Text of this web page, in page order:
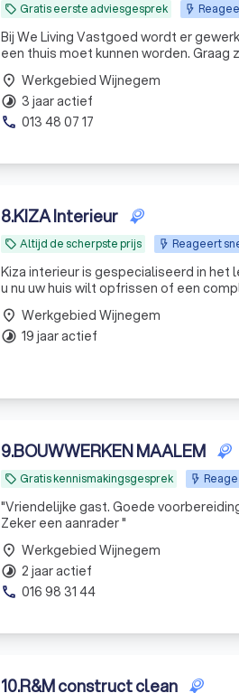
local_offer Gratis eerste adviesgesprek
Bij We Living Vastgoed wordt er
een thuis moet kunnen worden.
en staan wij onze klanten bij waar
place Werkgebied Wijnegem
timelapse 3 jaar actief
phone 013 48 07 17
8.KIZA Interieur
local_offer Altijd de scherpste prijs Reageert
Kiza interieur is gespecialiseerd in het
u nu uw huis wilt opfrissen of een
place Werkgebied Wijnegem
timelapse 19 jaar actief
9.BOUWWERKEN MAALEM
local_offer Gratis kennismakingsgesprek
"Vriendelijke gast. Goede
Zeker een aanrader"
place Werkgebied Wijnegem
timelapse 2 jaar actief
phone 016 98 31 44
10.R&M construct clean